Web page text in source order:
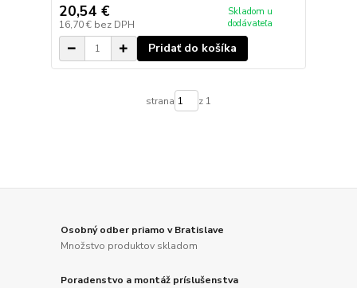
20,54 €
16,70 € bez DPH
Skladom u
dodávateľa
Pridať do košíka
strana z 1
Osobný odber priamo v Bratislave
Množstvo produktov skladom
Poradenstvo a montáž príslušenstva